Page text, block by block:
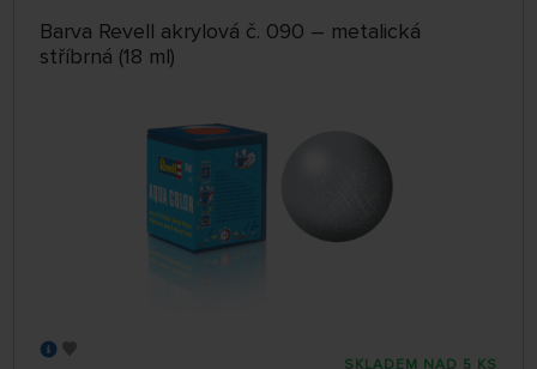
Barva Revell akrylová č. 090 – metalická
stříbrná (18 ml)
SKLADEM NAD 5 KS